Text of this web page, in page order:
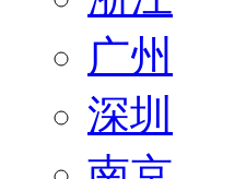
广州
深圳